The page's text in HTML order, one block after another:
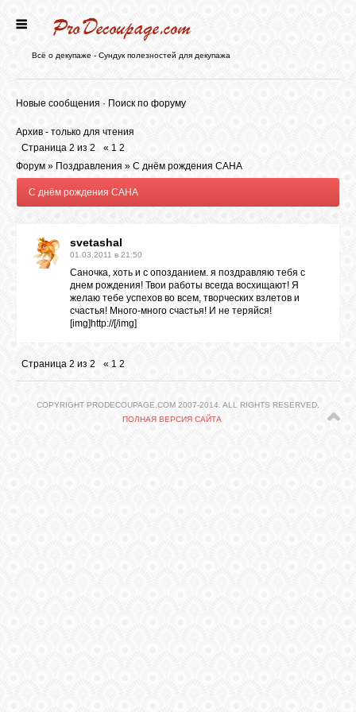
БЛОГ
ФОРУМ
СТАТЬИ
Всё о декупаже - Сундук полезностей для декупажа
Новые сообщения · Поиск по форуму
Архив - только для чтения
Страница 2 из 2 « 1 2
Форум » Поздравления » С днём рождения САНА
С днём рождения САНА
svetashal
01.03.2011 в 21:50
Саночка, хоть и с опозданием. я поздравляю тебя с
днем рождения! Твои работы всегда восхищают! Я
желаю тебе успехов во всем, творческих взлетов и
счастья! Много-много счастья! И не теряйся!
[img]http://[/img]
Страница 2 из 2 « 1 2
COPYRIGHT PRODECOUPAGE.COM 2007-2014. ALL RIGHTS RESERVED.
ПОЛНАЯ ВЕРСИЯ САЙТА